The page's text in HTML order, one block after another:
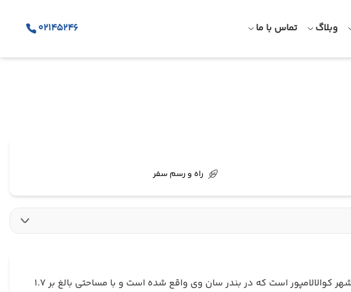
وبلاگ تماس با ما 02145246
راه و رسم سفر
سان وی پیرامید یکی از مهمترین مرکز خریدهای موجود در شهر کوالالامپور است که در بندر سان وی واقع شده است و با مساحتی بالغ بر 1.7